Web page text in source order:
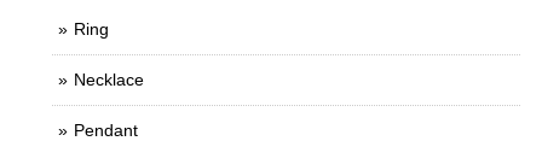
Ring
Necklace
Pendant